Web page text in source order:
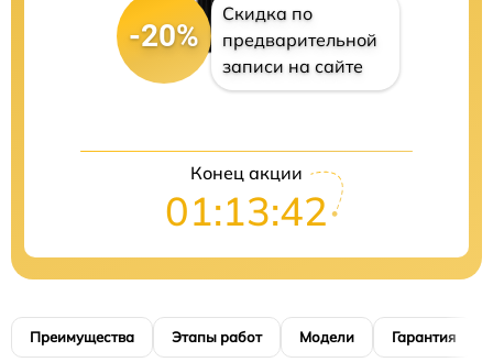
-20%
Скидка по
предварительной
записи на сайте
Конец акции
01:13:41
Преимущества Этапы работ Модели Гарантия